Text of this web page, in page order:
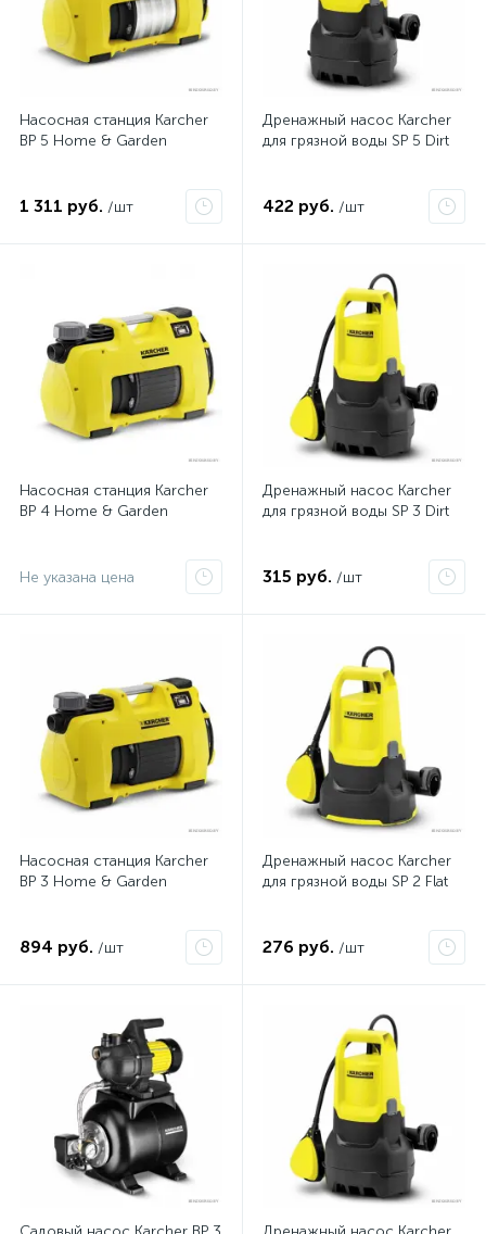
Насосная станция Karcher
BP 5 Home & Garden
1 311 руб. /шт
Дренажный насос Karcher
для грязной воды SP 5 Dirt
422 руб. /шт
Насосная станция Karcher
BP 4 Home & Garden
Не указана цена
Дренажный насос Karcher
для грязной воды SP 3 Dirt
315 руб. /шт
Насосная станция Karcher
BP 3 Home & Garden
894 руб. /шт
Дренажный насос Karcher
для грязной воды SP 2 Flat
276 руб. /шт